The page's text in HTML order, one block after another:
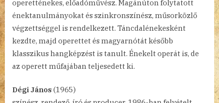
operetténekes, előadóművész. Magánúton folytatott
énektanulmányokat és szinkronszínész, műsorközlő
végzettséggel is rendelkezett. Táncdalénekesként
kezdte, majd operettet és magyarnótát később
klasszikus hangképzést is tanult. Énekelt operát is, de
az operett műfajában teljesedett ki.
Dégi János (1965)